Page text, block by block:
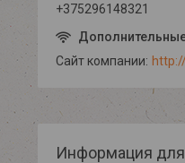
+375296148321
Сайт компании
Информация для